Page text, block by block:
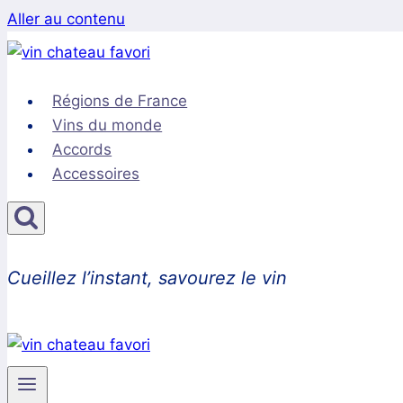
Aller au contenu
Régions de France
Vins du monde
Accords
Accessoires
Cueillez l’instant, savourez le vin